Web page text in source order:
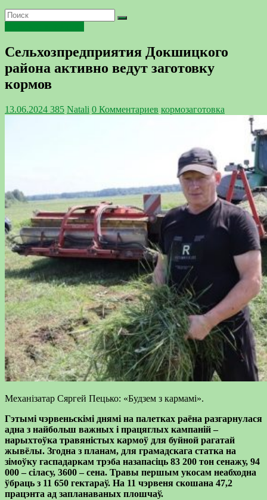
Сельхозпредприятия Докшицкого
района активно ведут заготовку
кормов
13.06.2024 385 Natali 0 Комментариев кормозаготовка
Механізатар Сяргей Пецько: «Будзем з кармамі».
Гэтымі чэрвеньскімі днямі на палетках раёна разгарнулася
адна з найбольш важных і працяглых кампаній –
нарыхтоўка травяністых кармоў для буйной рагатай
жывёлы. Згодна з планам, для грамадскага статка на
зімоўку гаспадаркам трэба назапасіць 83 200 тон сенажу, 94
000 – сіласу, 3600 – сена. Травы першым укосам неабходна
ўбраць з 11 650 гектараў. На 11 чэрвеня скошана 47,2
працэнта ад запланаваных плошчаў.